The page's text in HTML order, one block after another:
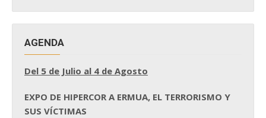
AGENDA
Del 5 de Julio al 4 de Agosto
EXPO DE HIPERCOR A ERMUA, EL TERRORISMO Y
SUS VÍCTIMAS